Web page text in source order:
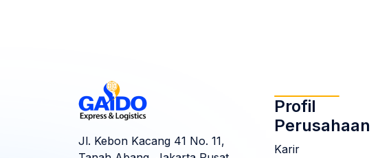
Jl. Kebon Kacang 41 No. 11,
Profil
Perusahaan
Karir